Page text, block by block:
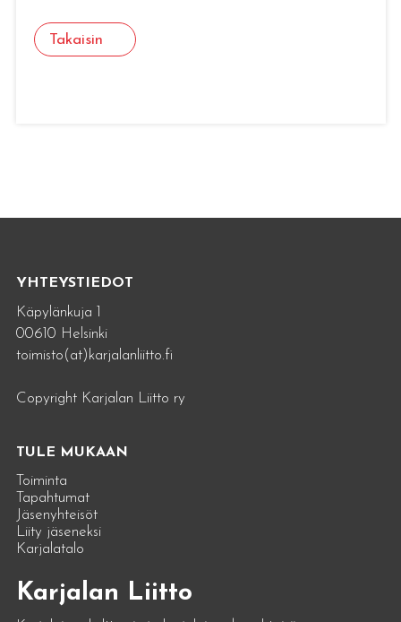
Takaisin
YHTEYSTIEDOT
Käpylänkuja 1
00610 Helsinki
toimisto(at)karjalanliitto.fi
Copyright Karjalan Liitto ry
TULE MUKAAN
Toiminta
Tapahtumat
Jäsenyhteisöt
Liity jäseneksi
Karjalatalo
Karjalan Liitto